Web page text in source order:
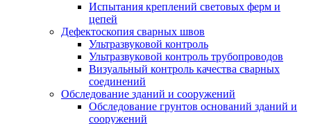
Испытания креплений световых ферм и
цепей
Дефектоскопия сварных швов
Ультразвуковой контроль
Ультразвуковой контроль трубопроводов
Визуальный контроль качества сварных
соединений
Обследование зданий и сооружений
Обследование грунтов оснований зданий и
сооружений